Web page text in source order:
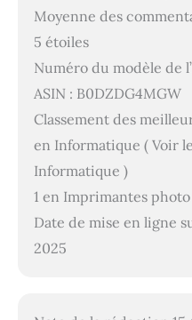
Moyenne des
5 étoiles
Numéro du modèle de
ASIN : B0DZDG4MGW
Classement des
en Informatique ( Voir
Informatique )
1 en Imprimantes photo
Date de mise en ligne
2025